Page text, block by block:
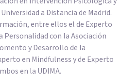
a Distancia de Madrid.
entre ellos el de Experto
Personalidad con la Asociación
y Desarrollo de la
en Mindfulness y de Experto
en la UDIMA.